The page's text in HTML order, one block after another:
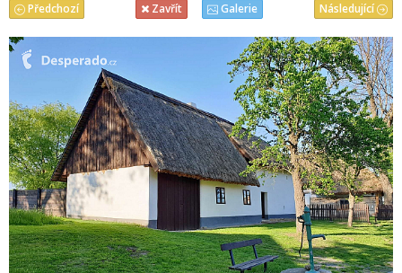
Následující
Předchozí Zavřít Galerie